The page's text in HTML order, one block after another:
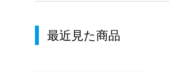
最近見た商品